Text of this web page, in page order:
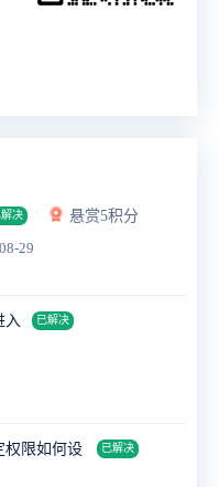
解决
悬赏5积分
29
入 已解决
权限如何设
已解决